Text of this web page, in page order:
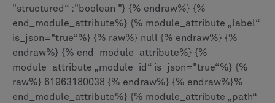
"structured“ :"boolean "} {% endraw%} {%
end_module_attribute%} {% module_attribute „label“
is_json="true“%} {% raw%} null {% endraw%} {%
endraw%} {% end_module_attribute%} {%
module_attribute „module_id“ is_json="true“%} {%
raw%} 61963180038 {% endraw%} {% endraw%}%
end_module_attribute%} {% module_attribute „path“